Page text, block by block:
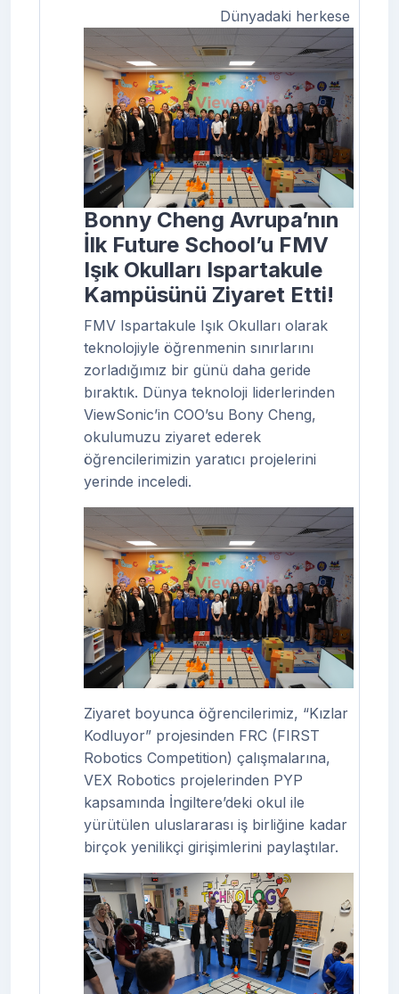
Dünyadaki herkese
Bonny Cheng Avrupa’nın
İlk Future School’u FMV
Işık Okulları Ispartakule
Kampüsünü Ziyaret Etti!
FMV Ispartakule Işık Okulları olarak
teknolojiyle öğrenmenin sınırlarını
zorladığımız bir günü daha geride
bıraktık. Dünya teknoloji liderlerinden
ViewSonic’in COO’su Bony Cheng,
okulumuzu ziyaret ederek
öğrencilerimizin yaratıcı projelerini
yerinde inceledi.
Ziyaret boyunca öğrencilerimiz, “Kızlar
Kodluyor” projesinden FRC (FIRST
Robotics Competition) çalışmalarına,
VEX Robotics projelerinden PYP
kapsamında İngiltere’deki okul ile
yürütülen uluslararası iş birliğine kadar
birçok yenilikçi girişimlerini paylaştılar.